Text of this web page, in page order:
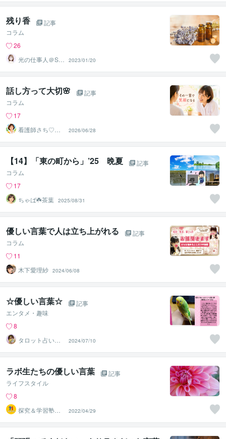
残り香
記事
コラム
26
光の仕事人＠SA
CHIKO
2023/01/20
話し方って大切🌸
記事
コラム
17
看護師さち♡こ
ころを受け止め
る優しい時間
2026/06/28
【14】「東の町から」’25 晩夏
記事
コラム
17
ちゃば☘️茶葉 2025/08/31
優しい言葉で人は立ち上がれる
記事
コラム
11
木下愛理紗 2024/06/08
☆優しい言葉☆
記事
エンタメ・趣味
8
タロット占い♡
藍子♡
2024/07/10
ラボ生たちの優しい言葉
記事
ライフスタイル
8
探究＆学習塾｜
なぜラボ
2022/04/29